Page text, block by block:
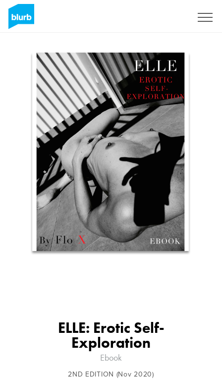
ELLE: Erotic Self-
Exploration
Ebook
2ND EDITION (Nov 2020)